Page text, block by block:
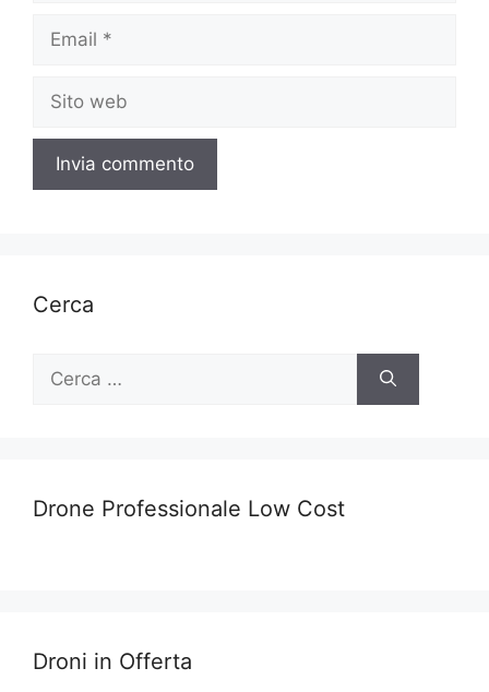
Email
Sito
web
Cerca
Ricerca
Drone Professionale Low Cost
Droni in Offerta